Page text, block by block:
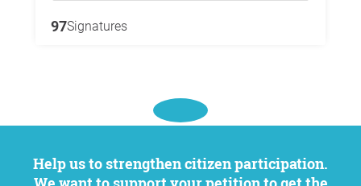
97Signatures
Help us to strengthen citizen participation.